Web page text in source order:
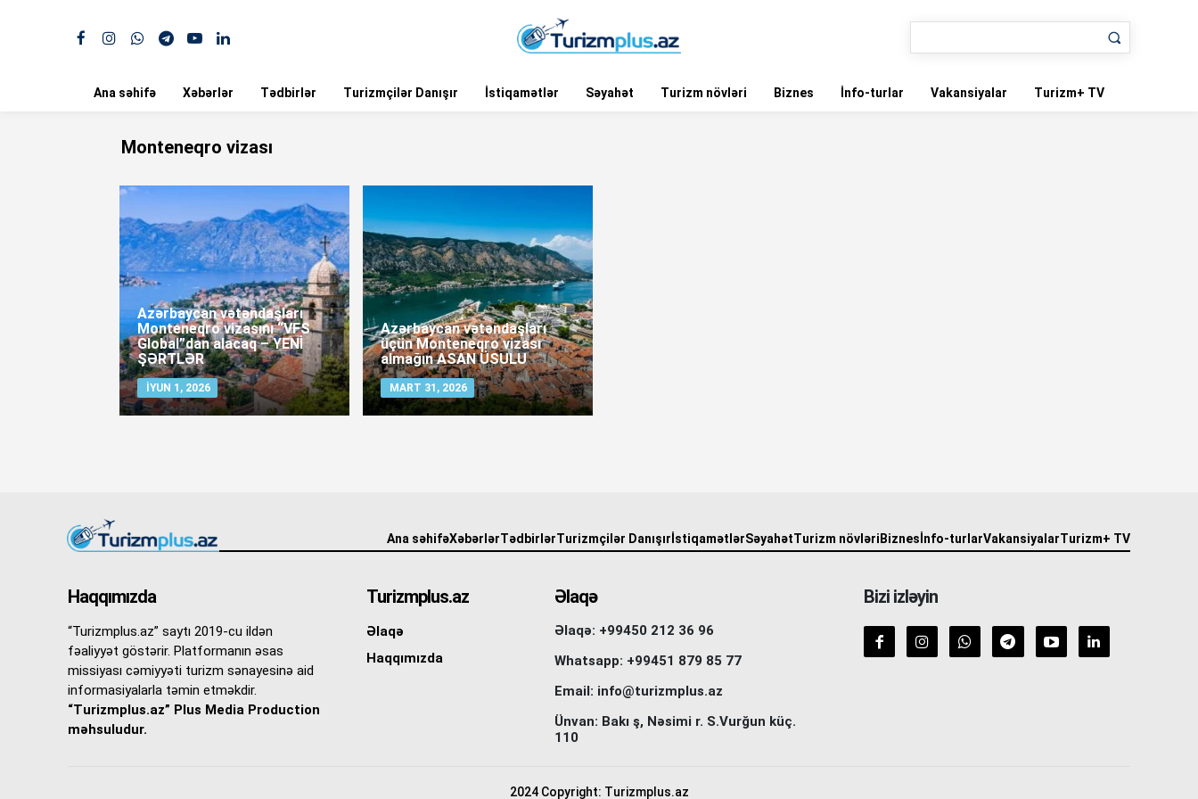
Ana səhifə Xəbərlər Tədbirlər Turizmçilər Danışır İstiqamətlər Səyahət Turizm növləri Biznes İnfo-turlar Vakansiyalar Turizm+ TV
Monteneqro vizası
Azərbaycan vətəndaşları
Monteneqro vizasını “VFS
Global”dan alacaq – YENİ
ŞƏRTLƏR
İYUN 1, 2026
Azərbaycan vətəndaşları
üçün Monteneqro vizası
almağın ASAN ÜSULU
MART 31, 2026
Ana səhifəXəbərlərTədbirlərTurizmçilər Danışır İstiqamətlərSəyahətTurizm növləri Biznes İnfo-turlarVakansiyalarTurizm+ TV
Haqqımızda
“Turizmplus.az” saytı 2019-cu ildən
fəaliyyət göstərir. Platformanın əsas
missiyası cəmiyyəti turizm sənayesinə aid
informasiyalarla təmin etməkdir.
“Turizmplus.az” Plus Media Production
məhsuludur.
Turizmplus.az
Əlaqə
Haqqımızda
Əlaqə
Əlaqə: +99450 212 36 96
Whatsapp: +99451 879 85 77
Email: info@turizmplus.az
Ünvan: Bakı ş, Nəsimi r. S.Vurğun küç.
110
Bizi izləyin
2024 Copyright: Turizmplus.az